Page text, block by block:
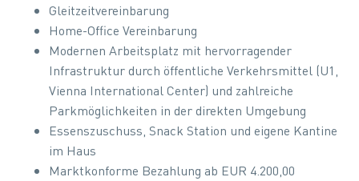
Gleitzeitvereinbarung
Home-Office Vereinbarung
Modernen Arbeitsplatz mit hervorragender
Infrastruktur durch öffentliche Verkehrsmittel (U1,
Vienna International Center) und zahlreiche
Parkmöglichkeiten in der direkten Umgebung
Essenszuschuss, Snack Station und eigene Kantine
im Haus
Marktkonforme Bezahlung ab EUR 4.200,00